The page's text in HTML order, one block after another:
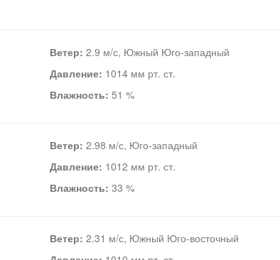
Ветер: 2.9 м/с, Южный Юго-западный
Давление: 1014 мм рт. ст.
Влажность: 51 %
Ветер: 2.98 м/с, Юго-западный
Давление: 1012 мм рт. ст.
Влажность: 33 %
Ветер: 2.31 м/с, Южный Юго-восточный